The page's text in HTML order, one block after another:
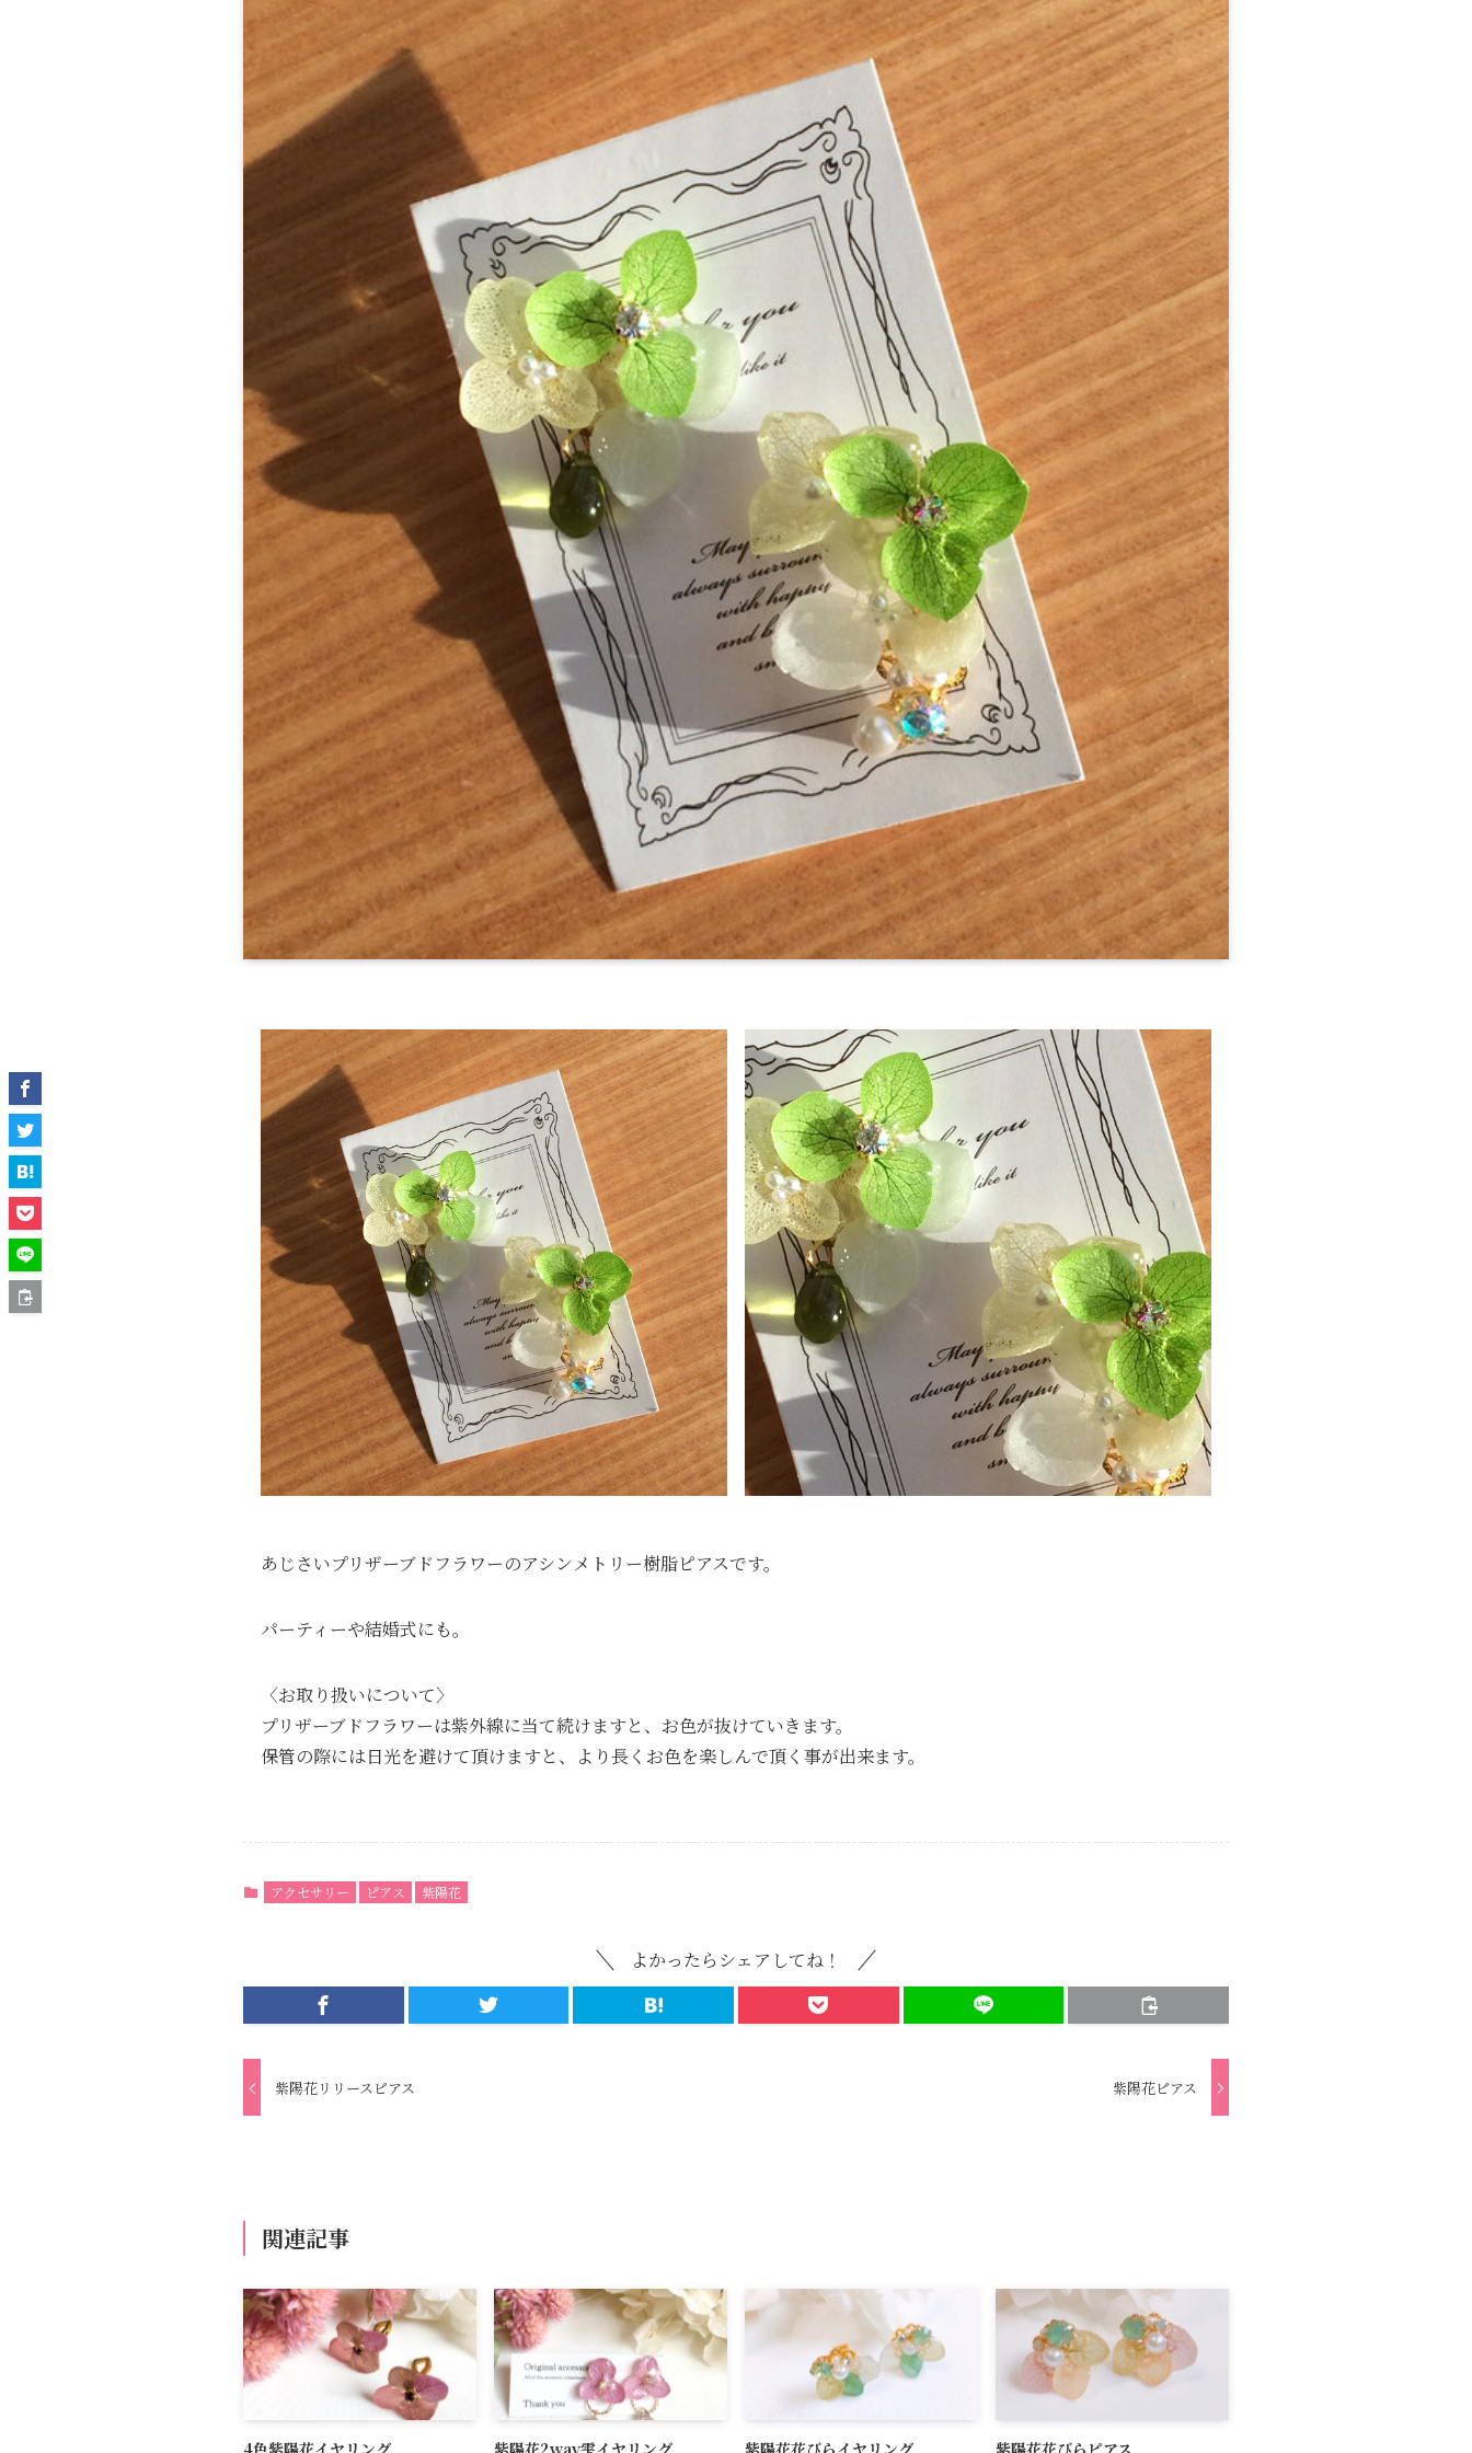
あじさいプリザーブドフラワーのアシンメトリー樹脂ピアスです。
パーティーや結婚式にも。
〈お取り扱いについて〉
プリザーブドフラワーは紫外線に当て続けますと、お色が抜けていきます。
保管の際には日光を避けて頂けますと、より長くお色を楽しんで頂く事が出来ます。
アクセサリー ピアス 紫陽花
よかったらシェアしてね！
紫陽花リリースピアス 紫陽花ピアス
関連記事
4色紫陽花イヤリング 紫陽花2way雫イヤリング 紫陽花花びらイヤリング 紫陽花花びらピアス